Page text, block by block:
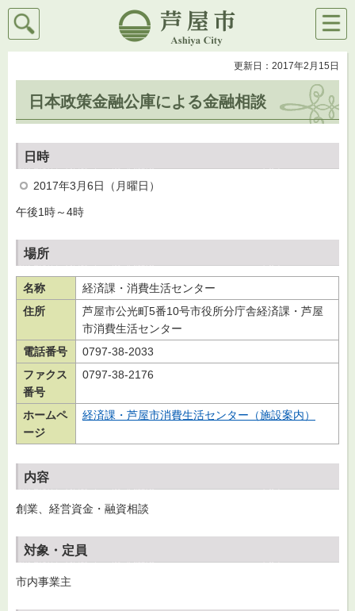
芦屋市
検索
メニ
ュー
更新日：2017年2月15日
日本政策金融公庫による金融相談
日時
2017年3月6日（月曜日）
午後1時～4時
場所
名称
経済課・消費生活センター
住所
芦屋市公光町5番10号市役所分庁舎経済課・芦屋
市消費生活センター
電話番号
0797-38-2033
ファクス
番号
0797-38-2176
ホームペ
ージ
経済課・芦屋市消費生活センター（施設案内）
内容
創業、経営資金・融資相談
対象・定員
市内事業主